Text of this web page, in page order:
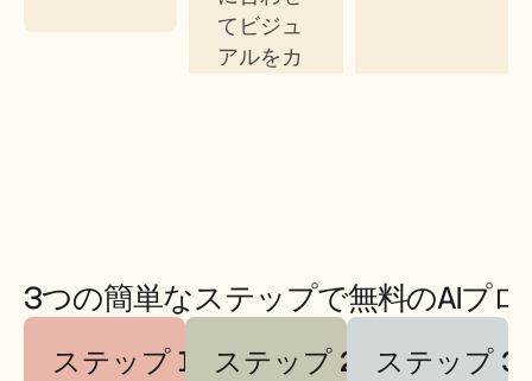
てビジュ
アルをカ
3つの簡単なステップで無料のAIプ
ステップ 1 ステップ 2 ステップ 3